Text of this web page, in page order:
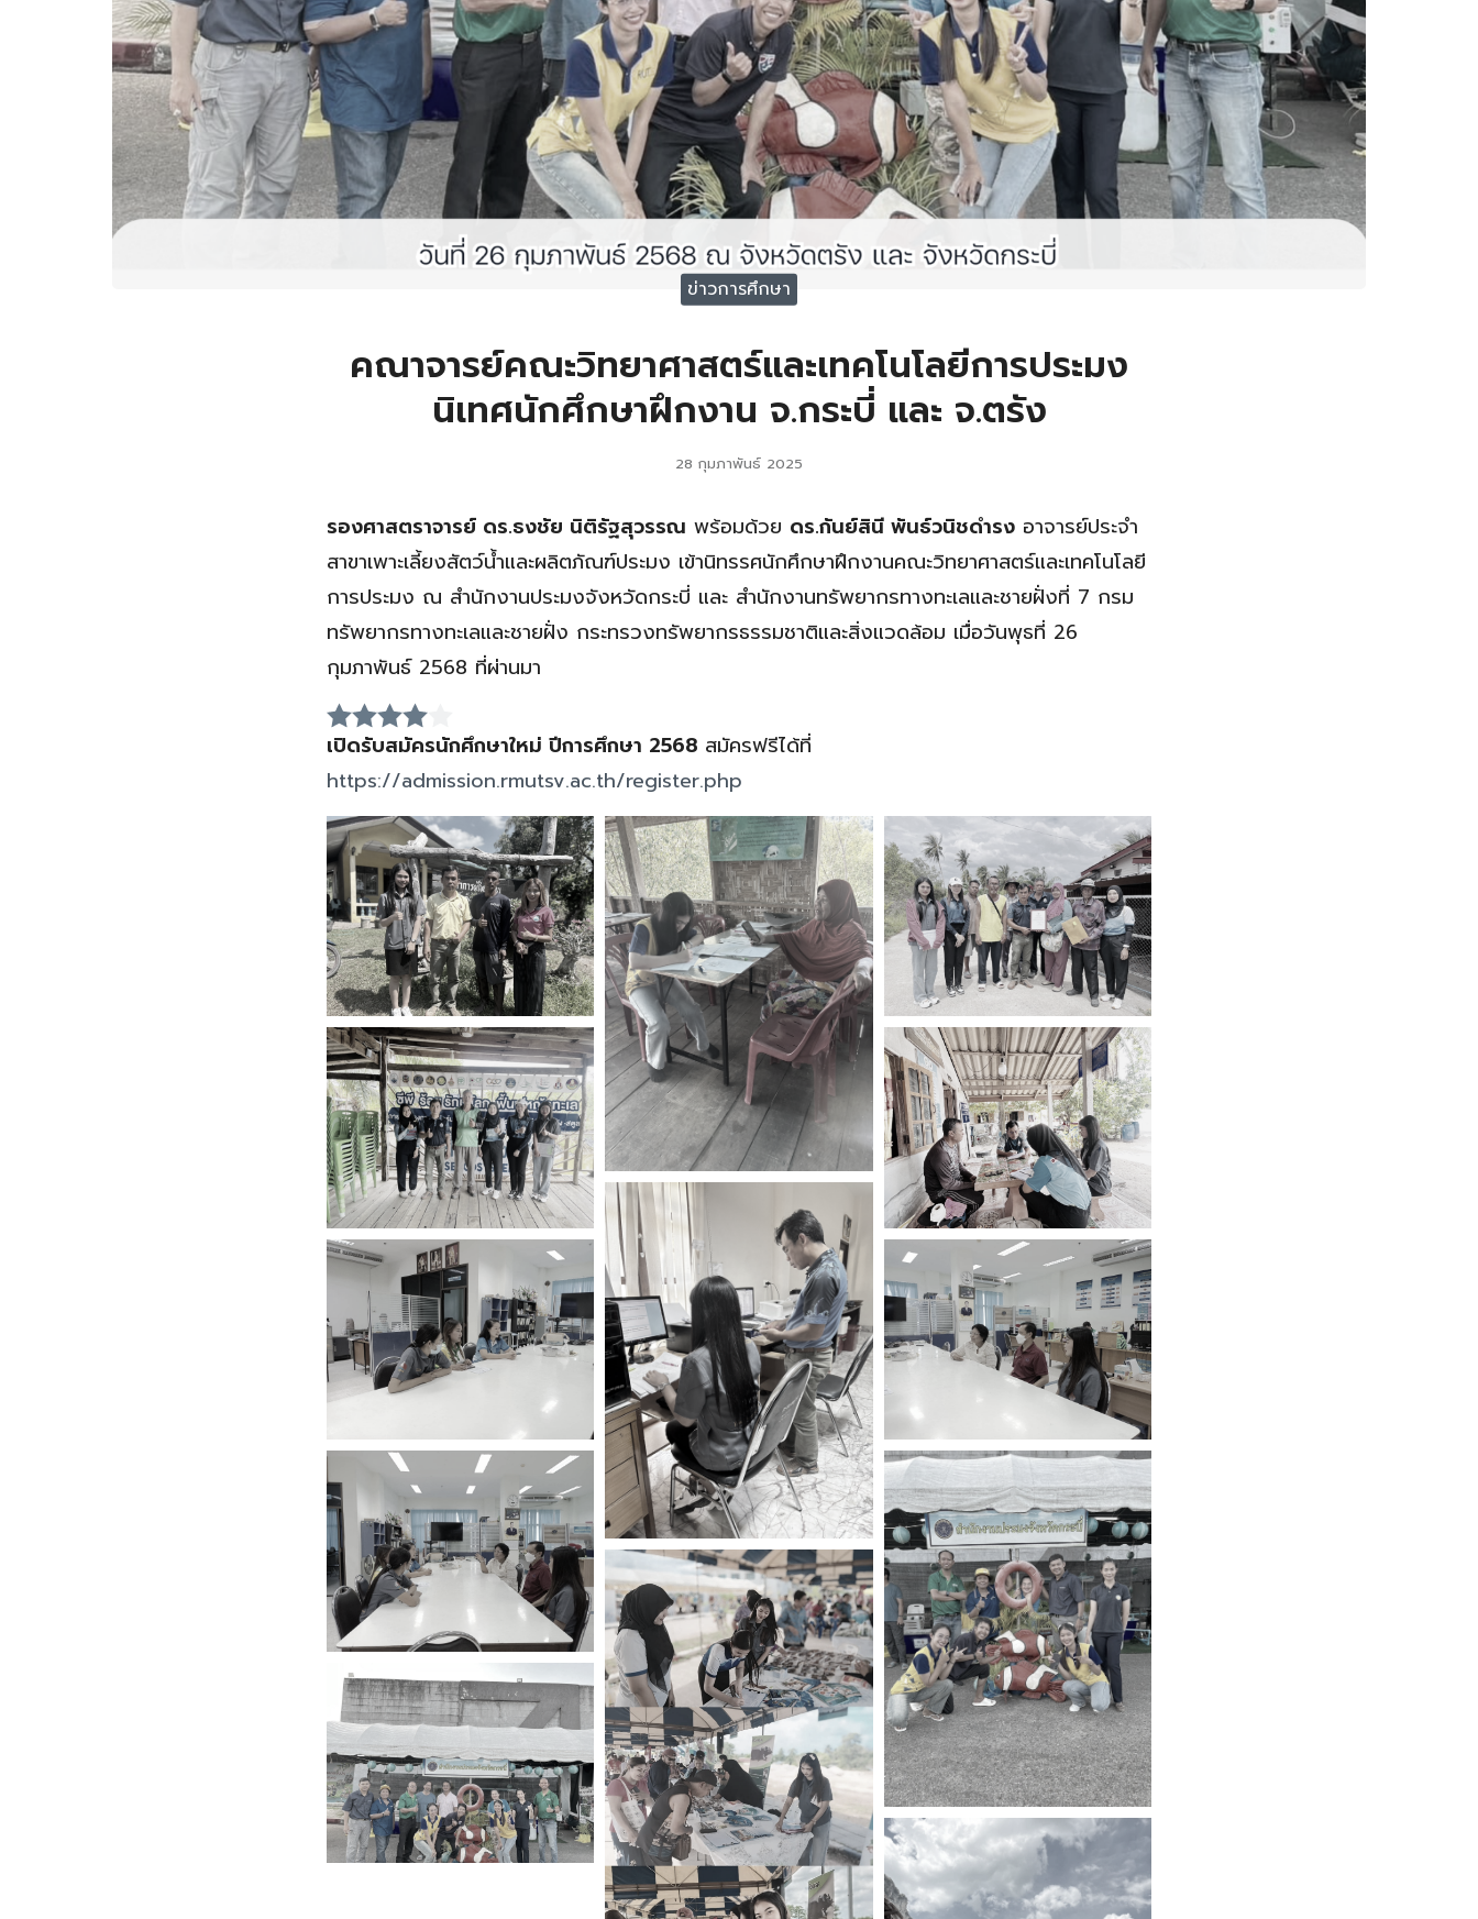
ข่าวการศึกษา
คณาจารย์คณะวิทยาศาสตร์และเทคโนโลยีการประมง
นิเทศนักศึกษาฝึกงาน จ.กระบี่ และ จ.ตรัง
28 กุมภาพันธ์ 2025
รองศาสตราจารย์ ดร.ธงชัย นิติรัฐสุวรรณ พร้อมด้วย ดร.กันย์สินี พันธ์วนิชดำรง อาจารย์ประจำ
สาขาเพาะเลี้ยงสัตว์น้ำและผลิตภัณฑ์ประมง เข้านิทรรศนักศึกษาฝึกงานคณะวิทยาศาสตร์และเทคโนโลยี
การประมง ณ สำนักงานประมงจังหวัดกระบี่ และ สำนักงานทรัพยากรทางทะเลและชายฝั่งที่ 7 กรม
ทรัพยากรทางทะเลและชายฝั่ง กระทรวงทรัพยากรธรรมชาติและสิ่งแวดล้อม เมื่อวันพุธที่ 26
กุมภาพันธ์ 2568 ที่ผ่านมา
เปิดรับสมัครนักศึกษาใหม่ ปีการศึกษา 2568 สมัครฟรีได้ที่
https://admission.rmutsv.ac.th/register.php